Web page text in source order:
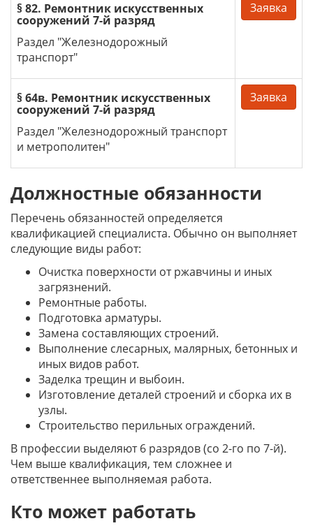
§ 82. Ремонтник искусственных
сооружений 7-й разряд
Раздел "Железнодорожный
транспорт"
Заявка
§ 64в. Ремонтник искусственных
сооружений 7-й разряд
Раздел "Железнодорожный транспорт
и метрополитен"
Заявка
Должностные обязанности
Перечень обязанностей определяется
квалификацией специалиста. Обычно он выполняет
следующие виды работ:
Очистка поверхности от ржавчины и иных
загрязнений.
Ремонтные работы.
Подготовка арматуры.
Замена составляющих строений.
Выполнение слесарных, малярных, бетонных и
иных видов работ.
Заделка трещин и выбоин.
Изготовление деталей строений и сборка их в
узлы.
Строительство перильных ограждений.
В профессии выделяют 6 разрядов (со 2-го по 7-й).
Чем выше квалификация, тем сложнее и
ответственнее выполняемая работа.
Кто может работать